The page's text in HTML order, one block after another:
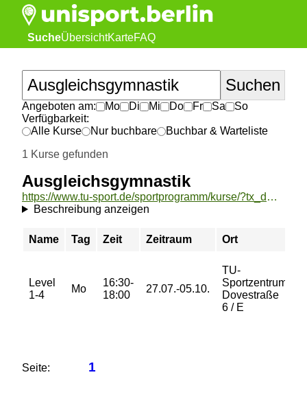
SucheÜbersichtKarteFAQ
Angeboten am: Mo Di Mi Do Fr Sa
So
Verfügbarkeit:
Alle Kurse
Nur buchbare
Buchbar & Warteliste
1 Kurse gefunden
Ausgleichsgymnastik
https://www.tu-sport.de/sportprogramm/kurse/?tx_dwzeh_courses%5Baction%5D=show&tx_dwzeh_courses%5BsportsDescription%5D=12&cHash=85f0b5847c0393ffd9daf3b48c26de42
Beschreibung anzeigen
Name Tag Zeit Zeitraum Ort
Level
1-4
Mo
16:30-
18:00
27.07.-05.10.
TU-
Sportzentrum
Dovestraße
6 / E
Seite: 1